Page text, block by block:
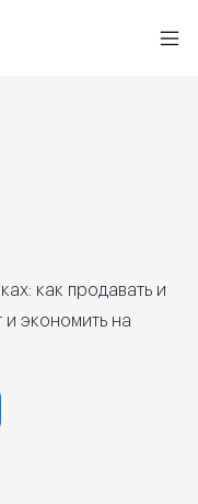
как продавать и
и экономить на